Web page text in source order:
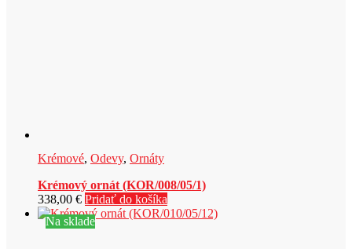
Krémové, Odevy, Ornáty
Krémový ornát (KOR/008/05/1)
338,00 € Pridať do košíka
Na sklade